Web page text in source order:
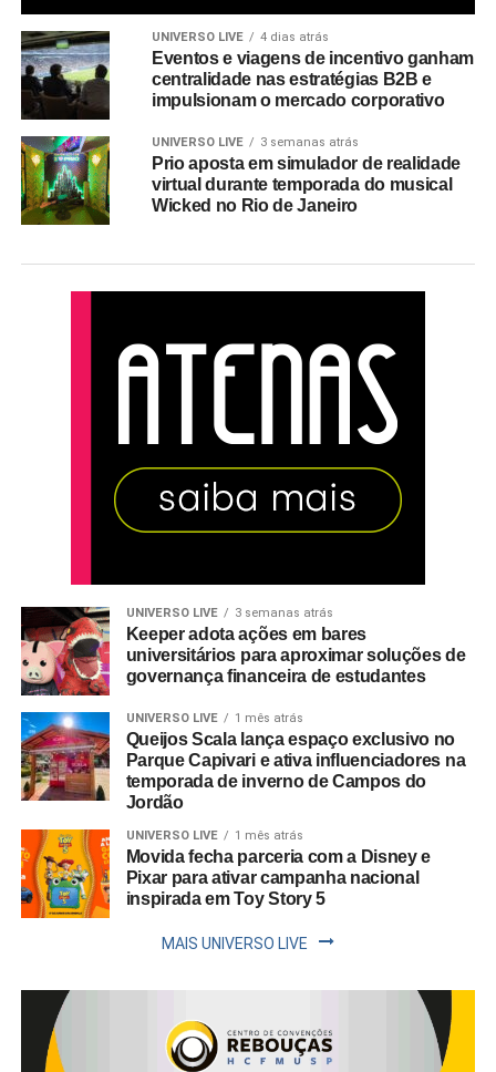
UNIVERSO LIVE 4 dias atrás
Eventos e viagens de incentivo ganham
centralidade nas estratégias B2B e
impulsionam o mercado corporativo
UNIVERSO LIVE 3 semanas atrás
Prio aposta em simulador de realidade
virtual durante temporada do musical
Wicked no Rio de Janeiro
UNIVERSO LIVE 3 semanas atrás
Keeper adota ações em bares
universitários para aproximar soluções de
governança financeira de estudantes
UNIVERSO LIVE 1 mês atrás
Queijos Scala lança espaço exclusivo no
Parque Capivari e ativa influenciadores na
temporada de inverno de Campos do
Jordão
UNIVERSO LIVE 1 mês atrás
Movida fecha parceria com a Disney e
Pixar para ativar campanha nacional
inspirada em Toy Story 5
MAIS UNIVERSO LIVE